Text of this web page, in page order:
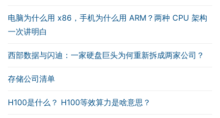
电脑为什么用 x86，手机为什么用 ARM？两种 CPU 架构
一次讲明白
西部数据与闪迪：一家硬盘巨头为何重新拆成两家公司？
存储公司清单
H100是什么？ H100等效算力是啥意思？